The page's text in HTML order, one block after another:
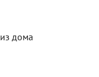
дома